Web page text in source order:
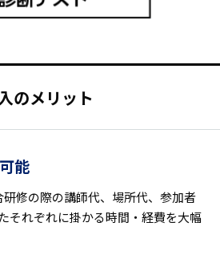
のメリット
能
修の際の講師代、場所代、参加者
それぞれに掛かる時間・経費を大幅